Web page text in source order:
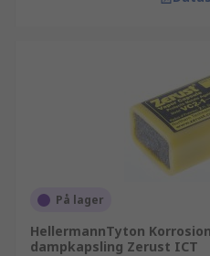
På lager
HellermannTyton
dampkapsling Zerust ICT